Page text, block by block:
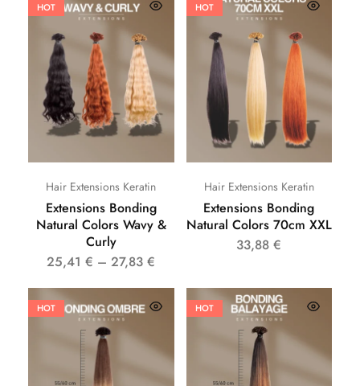
HOT
Hair Extensions Keratin
Extensions Bonding
Natural Colors Wavy &
Curly
25,41€ –27,83€
HOT
Hair Extensions Keratin
Extensions Bonding
Natural Colors 70cm XXL
33,88€
HOT HOT